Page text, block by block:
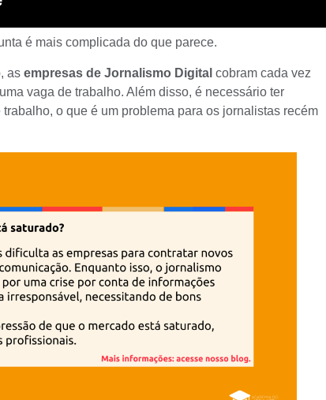
é mais complicada do que parece.
as empresas de Jornalismo Digital cobram cada vez
vaga de trabalho. Além disso, é necessário ter
o que é um problema para os jornalistas recém